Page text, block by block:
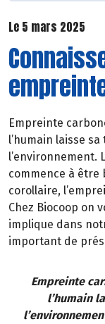
Le 5 mars 2025
Empreinte
l’humain laisse
l’environnement.
commence à être
corollaire,
Chez Biocoop on
implique dans
important de
Empreinte
l’humain